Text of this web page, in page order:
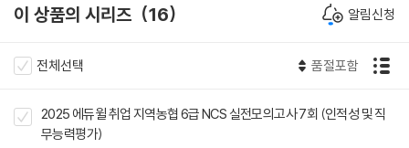
이 상품의 시리즈 16 알림신청
전체선택 품절포함
2025 에듀윌 취업 지역농협 6급 NCS 실전모의고사 7회 (인적성 및 직
무능력평가)